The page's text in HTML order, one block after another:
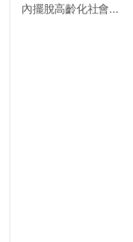
內擺脫高齡化社會...